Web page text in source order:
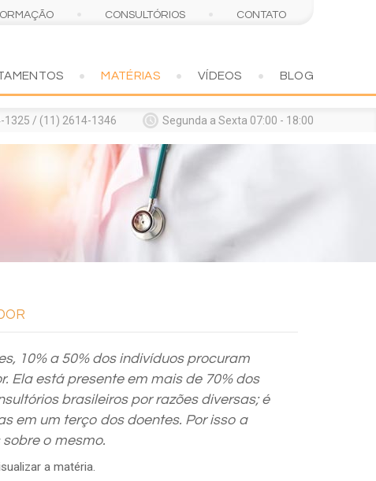
CONSULTÓRIOS CONTATO
BLOG
VÍDEOS
MATÉRIAS
1325 / (11) 2614-1346 Segunda a Sexta 07:00 - 18:00
10% a 50% dos indivíduos procuram
Ela está presente em mais de 70% dos
brasileiros por razões diversas; é
em um terço dos doentes. Por isso a
o mesmo.
a matéria.